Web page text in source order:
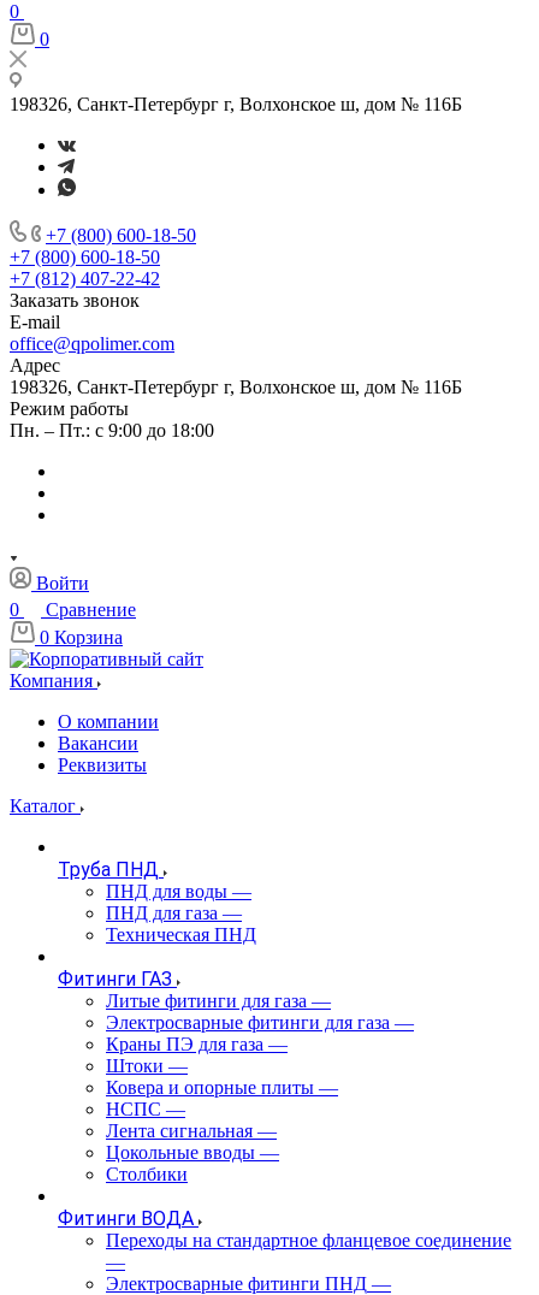
0
0
198326, Санкт-Петербург г, Волхонское ш, дом № 116Б
+7 (800) 600-18-50
+7 (800) 600-18-50
+7 (812) 407-22-42
Заказать звонок
E-mail
office@qpolimer.com
Адрес
198326, Санкт-Петербург г, Волхонское ш, дом № 116Б
Режим работы
Пн. – Пт.: с 9:00 до 18:00
Войти
0
Сравнение
0 Корзина
Компания
О компании
Вакансии
Реквизиты
Каталог
Труба ПНД
ПНД для воды —
ПНД для газа —
Техническая ПНД
Фитинги ГАЗ
Литые фитинги для газа —
Электросварные фитинги для газа —
Краны ПЭ для газа —
Штоки —
Ковера и опорные плиты —
НСПС —
Лента сигнальная —
Цокольные вводы —
Столбики
Фитинги ВОДА
Переходы на стандартное фланцевое соединение
—
Электросварные фитинги ПНД —